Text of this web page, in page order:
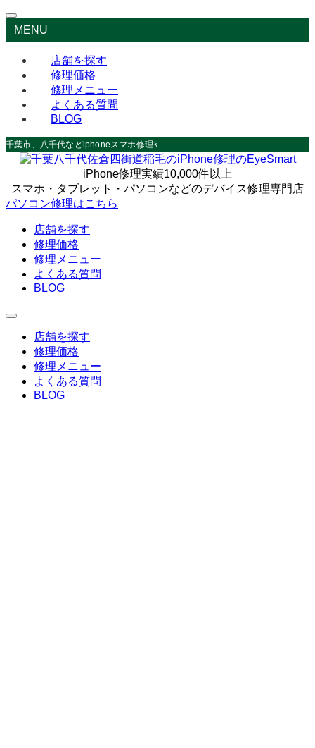
MENU
店舗を探す
修理価格
修理メニュー
よくある質問
BLOG
千葉市、八千代などiphoneスマホ修理やデータ救出なら
iPhone修理実績10,000件以上
スマホ・タブレット・パソコンなどのデバイス修理専門店
パソコン修理はこちら
店舗を探す
修理価格
修理メニュー
よくある質問
BLOG
店舗を探す
修理価格
修理メニュー
よくある質問
BLOG